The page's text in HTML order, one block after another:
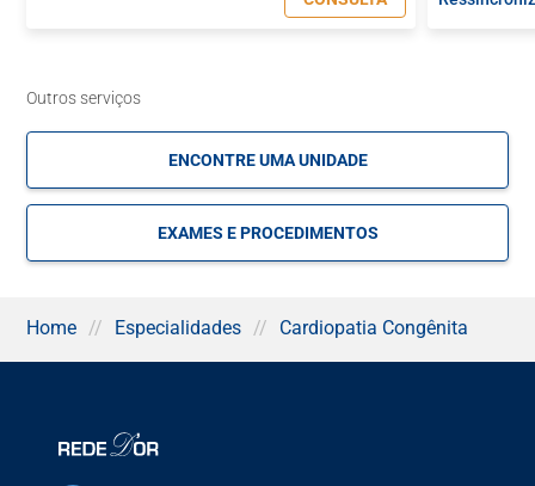
Outros serviços
ENCONTRE UMA UNIDADE
EXAMES E PROCEDIMENTOS
Home // Especialidades // Cardiopatia Congênita